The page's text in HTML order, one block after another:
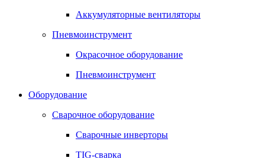
Аккумуляторные вентиляторы
Пневмоинструмент
Окрасочное оборудование
Пневмоинструмент
Оборудование
Сварочное оборудование
Сварочные инверторы
TIG-сварка